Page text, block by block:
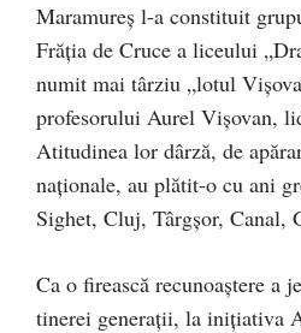
Maramureş l-a constituit
Frăţia de Cruce a liceului
numit mai târziu „lotul
profesorului Aurel Vişovan,
Atitudinea lor dârză, de
naţionale, au plătit-o cu ani
Sighet, Cluj, Târgşor, Canal,
Ca o firească recunoaştere a
tinerei generaţii, la iniţiativa